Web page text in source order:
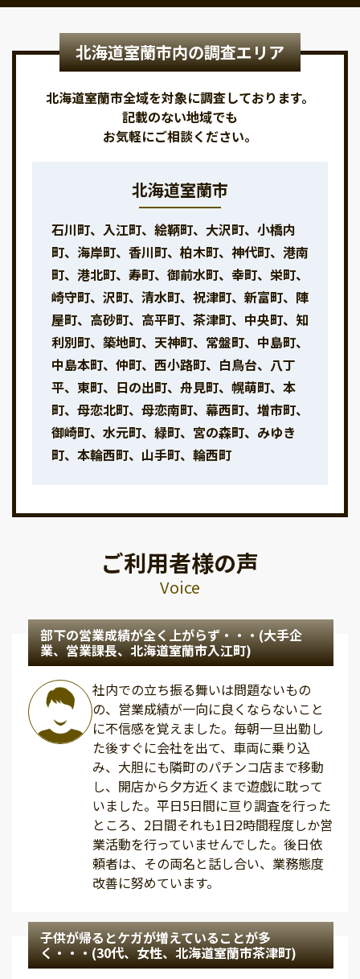
北海道室蘭市内の調査エリア
北海道室蘭市全域を対象に調査しております。
記載のない地域でも
お気軽にご相談ください。
北海道室蘭市
石川町、入江町、絵鞆町、大沢町、小橋内
町、海岸町、香川町、柏木町、神代町、港南
町、港北町、寿町、御前水町、幸町、栄町、
崎守町、沢町、清水町、祝津町、新富町、陣
屋町、高砂町、高平町、茶津町、中央町、知
利別町、築地町、天神町、常盤町、中島町、
中島本町、仲町、西小路町、白鳥台、八丁
平、東町、日の出町、舟見町、幌萌町、本
町、母恋北町、母恋南町、幕西町、増市町、
御崎町、水元町、緑町、宮の森町、みゆき
町、本輪西町、山手町、輪西町
ご利用者様の声
Voice
部下の営業成績が全く上がらず・・・(大手企
業、営業課長、北海道室蘭市入江町)
社内での立ち振る舞いは問題ないもの
の、営業成績が一向に良くならないこと
に不信感を覚えました。毎朝一旦出勤し
た後すぐに会社を出て、車両に乗り込
み、大胆にも隣町のパチンコ店まで移動
し、開店から夕方近くまで遊戯に耽って
いました。平日5日間に亘り調査を行った
ところ、2日間それも1日2時間程度しか営
業活動を行っていませんでした。後日依
頼者は、その両名と話し合い、業務態度
改善に努めています。
子供が帰るとケガが増えていることが多
く・・・(30代、女性、北海道室蘭市茶津町)